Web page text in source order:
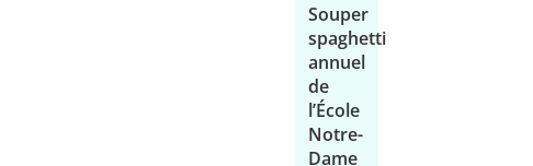
Souper
spaghetti
annuel
de
l’École
Notre-
Dame